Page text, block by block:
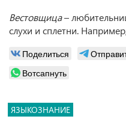
Вестовщица–
слухи и сплетни.
Поделиться
Вотсапнуть
ЯЗЫКОЗНАНИЕ